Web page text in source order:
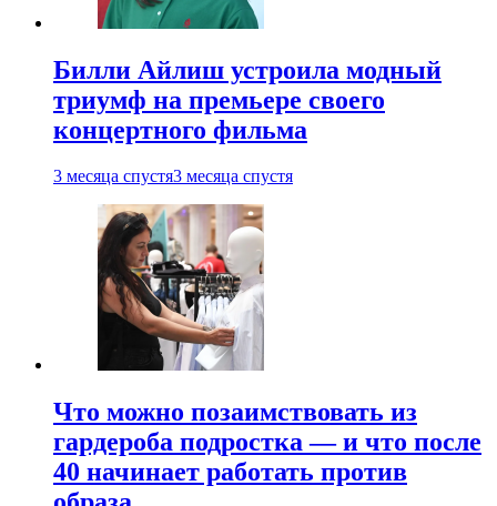
Билли Айлиш устроила модный
триумф на премьере своего
концертного фильма
3 месяца спустя3 месяца спустя
Что можно позаимствовать из
гардероба подростка — и что после
40 начинает работать против